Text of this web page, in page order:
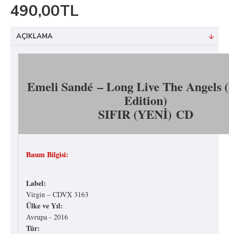
490,00TL
AÇIKLAMA
Emeli Sandé ‎– Long Live The Angels
Edition)
SIFIR (YENİ) CD
Basım Bilgisi:
Label:
Virgin – CDVX 3163
Ülke ve Yıl:
Avrupa - 2016
Tür: